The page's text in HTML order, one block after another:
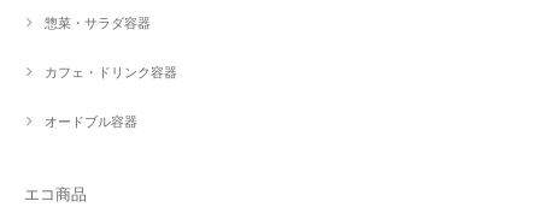
惣菜・サラダ容器
カフェ・ドリンク容器
オードブル容器
エコ商品